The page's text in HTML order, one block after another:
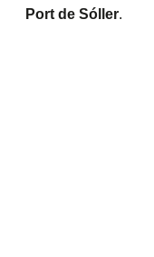
Port de Sóller.